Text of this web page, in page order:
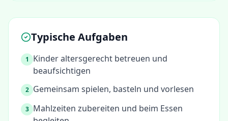
Typische Aufgaben
1
Kinder altersgerecht betreuen und
beaufsichtigen
2 Gemeinsam spielen, basteln und vorlesen
3 Mahlzeiten zubereiten und beim Essen